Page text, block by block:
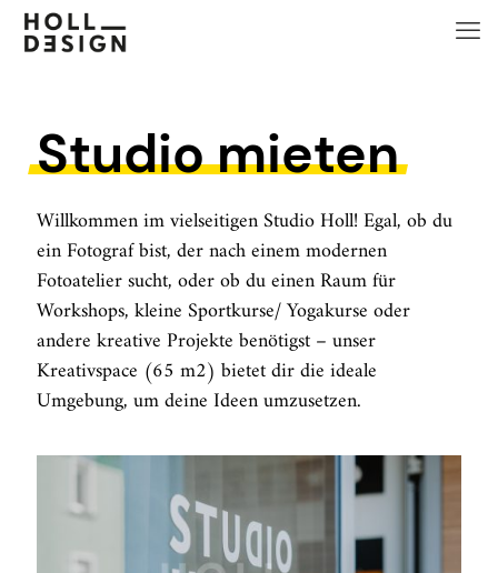
Studiomieten
Willkommen im vielseitigen Studio Holl! Egal, ob du
einFotografbist, der nach einem modernen
Fotoatelier sucht, oder ob du einen Raum für
Workshops, kleine Sportkurse/ Yogakurseoder
anderekreative Projektebenötigst – unser
Kreativspace (65 m2) bietet dir die ideale
Umgebung, um deine Ideen umzusetzen.